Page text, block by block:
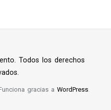
Todos los derechos
gracias a WordPress.